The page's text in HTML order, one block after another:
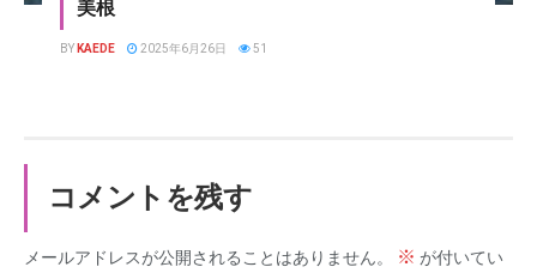
美根
BY KAEDE 2025年6月26日 51
コメントを残す
メールアドレスが公開されることはありません。 ※ が付いてい